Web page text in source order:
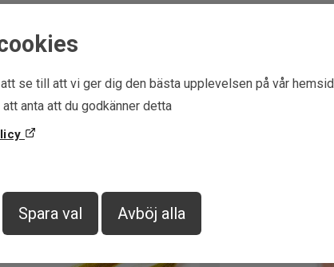
se till att vi ger dig den bästa upplevelsen på vår
anta att du godkänner detta
Spara val Avböj alla